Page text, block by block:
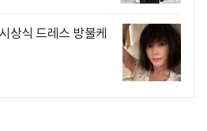
상식 드레스 방불케